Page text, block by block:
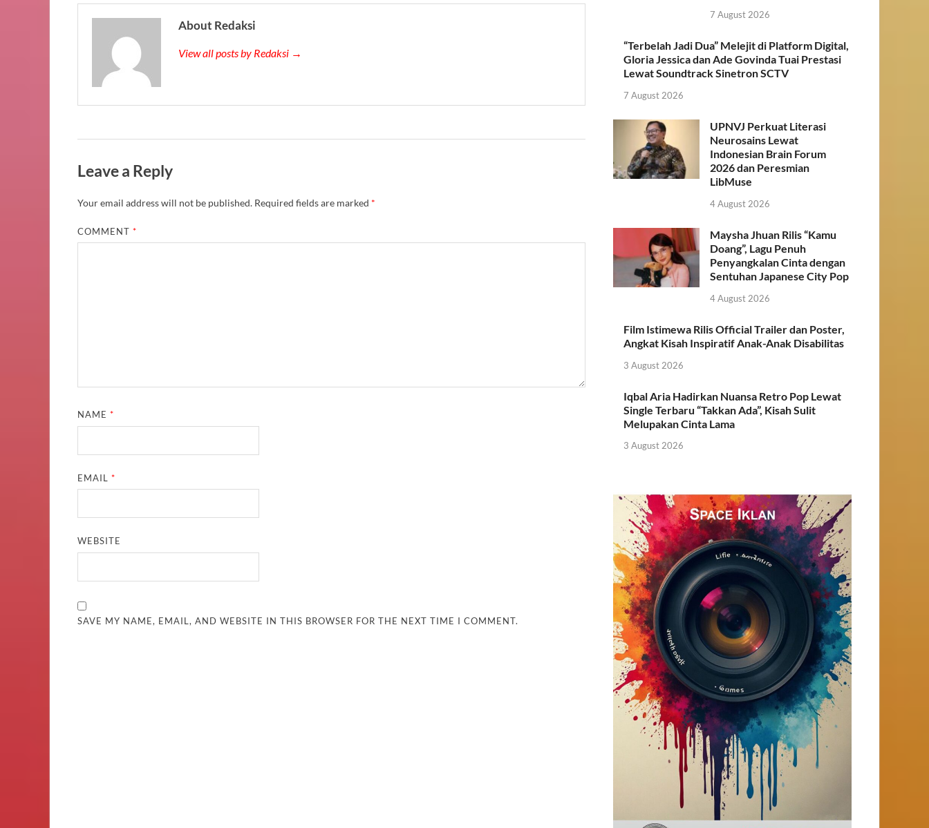
About Redaksi
View all posts by Redaksi →
Leave a Reply
Your email address will not be published. Required fields are marked *
COMMENT*
NAME*
EMAIL*
WEBSITE
SAVE MY NAME, EMAIL, AND WEBSITE IN THIS BROWSER FOR THE NEXT TIME I COMMENT.
7 August 2026
“Terbelah Jadi Dua” Melejit di Platform Digital,
Gloria Jessica dan Ade Govinda Tuai Prestasi
Lewat Soundtrack Sinetron SCTV
7 August 2026
UPNVJ Perkuat Literasi
Neurosains Lewat
Indonesian Brain Forum
2026 dan Peresmian
LibMuse
4 August 2026
Maysha Jhuan Rilis “Kamu
Doang”, Lagu Penuh
Penyangkalan Cinta dengan
Sentuhan Japanese City Pop
4 August 2026
Film Istimewa Rilis Official Trailer dan Poster,
Angkat Kisah Inspiratif Anak-Anak Disabilitas
3 August 2026
Iqbal Aria Hadirkan Nuansa Retro Pop Lewat
Single Terbaru “Takkan Ada”, Kisah Sulit
Melupakan Cinta Lama
3 August 2026